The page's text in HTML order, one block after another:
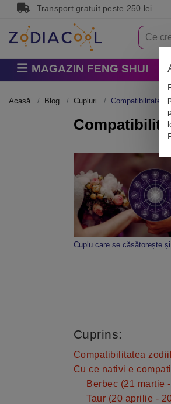
Transport gratuit peste 250 lei
MAGAZIN FENG SHUI
Acasă Blog Cupluri Compatibilitatea
Cuplu care se căsătorește
Cuprins:
Compatibilitatea
Cu ce nativi e
Berbec (21 martie
Taur (20 aprilie -